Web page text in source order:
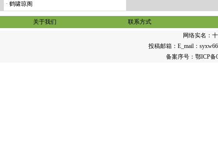
· 鹤啸琼阁
关于我们
联系方式
网络实名：
投稿邮箱：E_mail：
备案序号： 鄂ICP备